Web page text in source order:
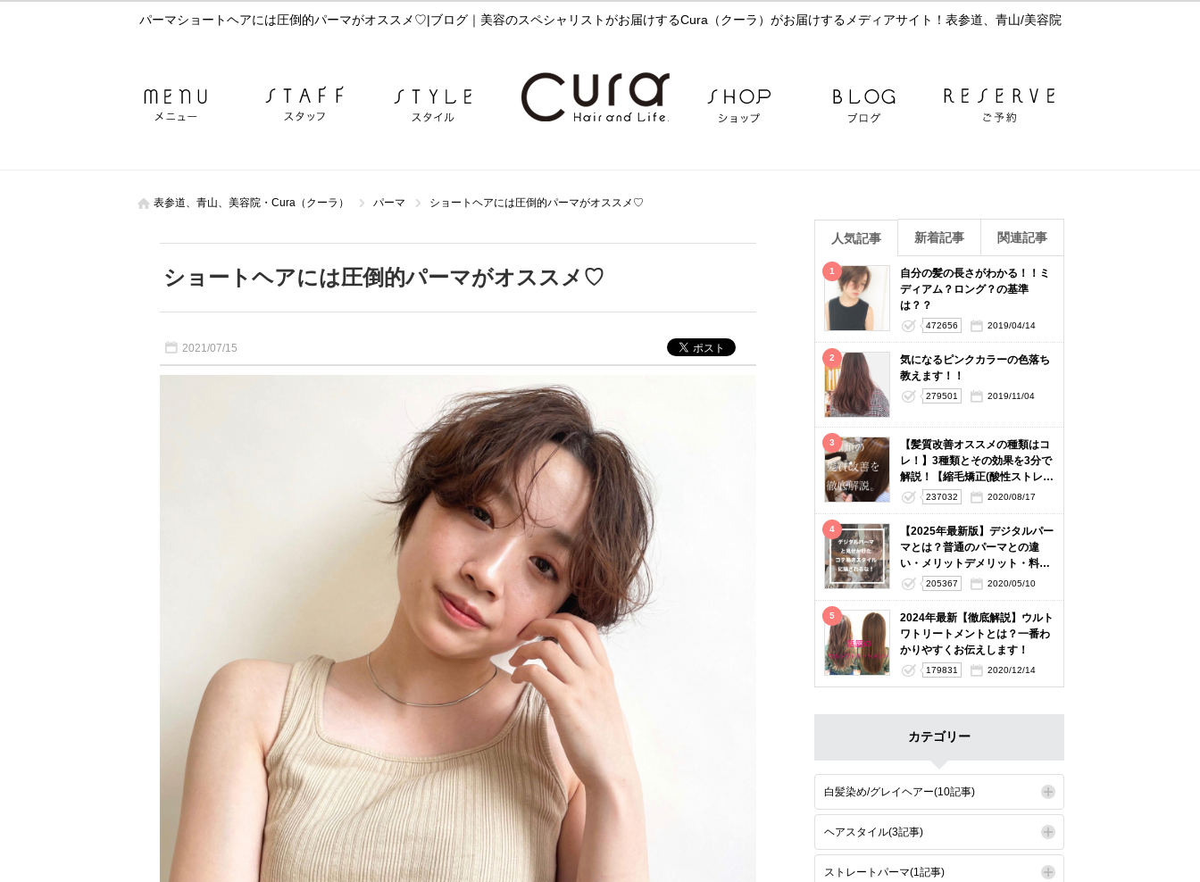
パーマショートヘアには圧倒的パーマがオススメ♡|ブログ｜美容のスペシャリストがお届けするCura（クーラ）がお届けするメディアサイト！表参道、青山/美容院
表参道、青山、美容院・Cura（クーラ） パーマ ショートヘアには圧倒的パーマがオススメ♡
ショートヘアには圧倒的パーマがオススメ♡
2021/07/15
人気記事 新着記事 関連記事
1
自分の髪の長さがわかる！！ミ
ディアム？ロング？の基準
は？？
472656 2019/04/14
2
気になるピンクカラーの色落ち
教えます！！
279501 2019/11/04
3
【髪質改善オススメの種類はコ
レ！】3種類とその効果を3分で
解説！【縮毛矯正(酸性ストレー
ト)・酸熱トリートメント】
237032 2020/08/17
4
【2025年最新版】デジタルパー
マとは？普通のパーマとの違
い・メリットデメリット・料金
相場を徹底解説
205367 2020/05/10
5
2024年最新【徹底解説】ウルト
ワトリートメントとは？一番わ
かりやすくお伝えします！
179831 2020/12/14
カテゴリー
白髪染め/グレイヘアー(10記事)
ヘアスタイル(3記事)
ストレートパーマ(1記事)